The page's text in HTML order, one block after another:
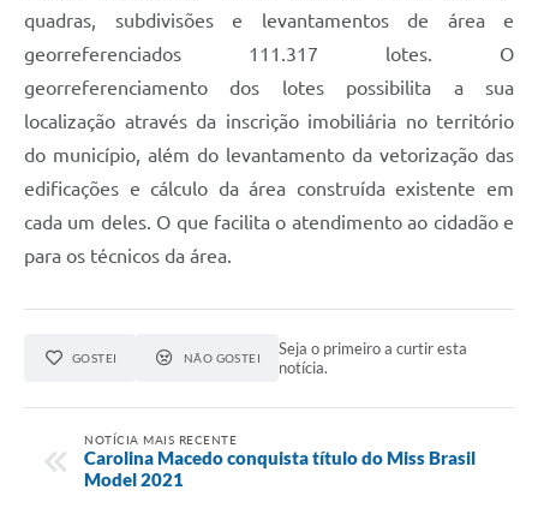
quadras, subdivisões e levantamentos de área e
georreferenciados 111.317 lotes. O
georreferenciamento dos lotes possibilita a sua
localização através da inscrição imobiliária no território
do município, além do levantamento da vetorização das
edificações e cálculo da área construída existente em
cada um deles. O que facilita o atendimento ao cidadão e
para os técnicos da área.
GOSTEI NÃO GOSTEI
Seja o primeiro a curtir esta
notícia.
NOTÍCIA MAIS RECENTE
Carolina Macedo conquista título do Miss Brasil
Model 2021